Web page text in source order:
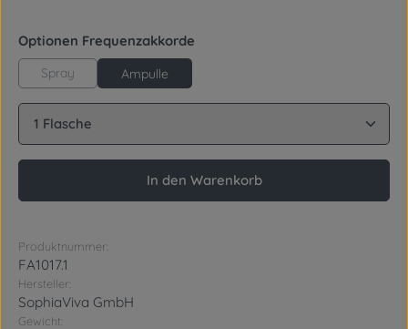
Optionen Frequenzakkorde
Spray Ampulle
Produkt Anzahl: Gib den gewünschten Wert ein
In den Warenkorb
Produktnummer:
FA1017.1
Hersteller:
SophiaViva GmbH
Gewicht: